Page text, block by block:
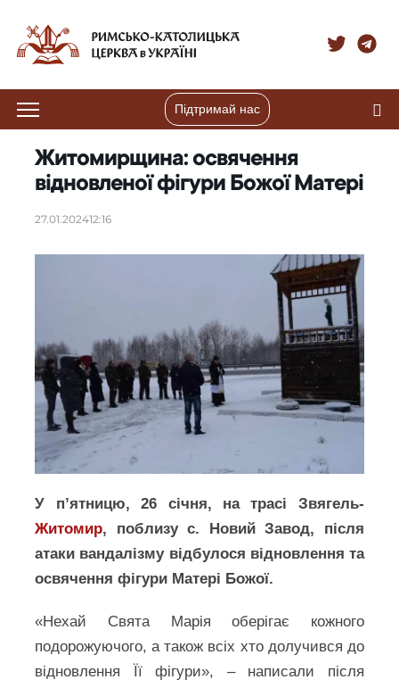
Підтримай нас
Житомирщина: освячення
відновленої фігури Божої Матері
27.01.202412:16
У п’ятницю, 26 січня, на трасі Звягель-
Житомир, поблизу с. Новий Завод, після
атаки вандалізму відбулося відновлення та
освячення фігури Матері Божої.
«Нехай Свята Марія оберігає кожного
подорожуючого, а також всіх хто долучився до
відновлення Її фігури», – написали після